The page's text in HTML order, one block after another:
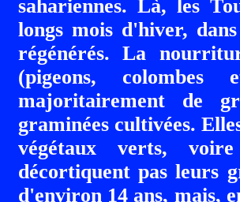
sahariennes. Là, les
longs mois d'hiver,
régénérés. La
(pigeons, colombes
majoritairement de
graminées cultivées.
végétaux verts,
décortiquent pas leurs
d'environ 14 ans, mais,